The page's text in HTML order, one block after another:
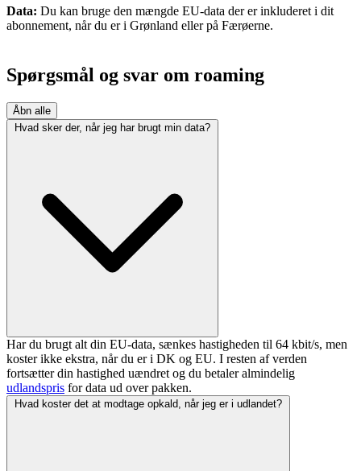
Data: Du kan bruge den mængde EU-data der er inkluderet i dit
abonnement, når du er i Grønland eller på Færøerne.
Spørgsmål og svar om roaming
Åbn alle
Hvad sker der, når jeg har brugt min data?
Har du brugt alt din EU-data, sænkes hastigheden til 64 kbit/s, men
koster ikke ekstra, når du er i DK og EU. I resten af verden
fortsætter din hastighed uændret og du betaler almindelig
udlandspris for data ud over pakken.
Hvad koster det at modtage opkald, når jeg er i udlandet?